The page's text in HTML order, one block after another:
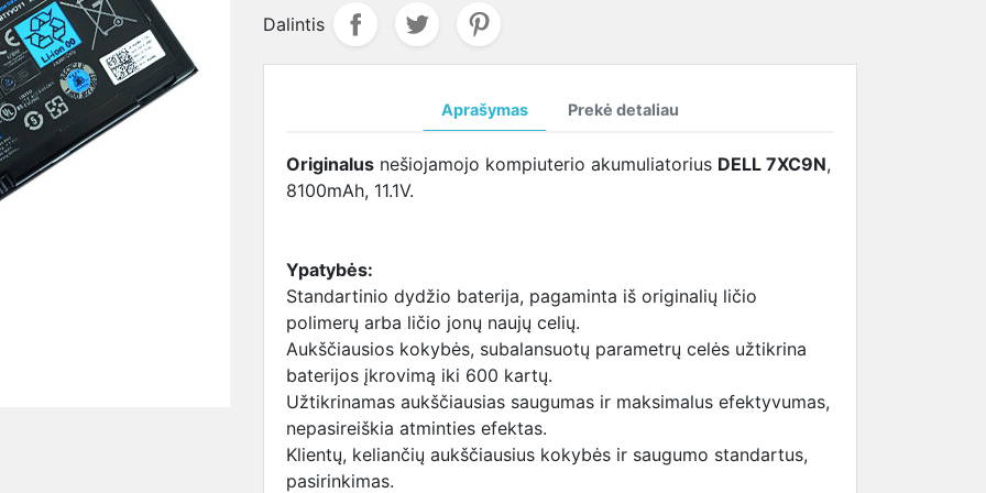
maitinimo šaltinis
LENOVO maitinimo
šaltinis
SAMSUNG
maitinimo šaltinis
LENOVO
TOSHIBA
lizdas
LENOVO
aušintuvai
aušintuvai
TOSHIBA
aušintuvai
DVR
įrenginiai
CVI kameros
Žmogaus kūno temperatūrą
matuojanti sistema (HBTM)
Dalintis
Aprašymas Prekė detaliau
Originalus nešiojamojo kompiuterio akumuliatorius DELL 7XC9N,
8100mAh, 11.1V.
Ypatybės:
Standartinio dydžio baterija, pagaminta iš originalių ličio
polimerų arba ličio jonų naujų celių.
Aukščiausios kokybės, subalansuotų parametrų celės užtikrina
baterijos įkrovimą iki 600 kartų.
Užtikrinamas aukščiausias saugumas ir maksimalus efektyvumas,
nepasireiškia atminties efektas.
Klientų, keliančių aukščiausius kokybės ir saugumo standartus,
pasirinkimas.